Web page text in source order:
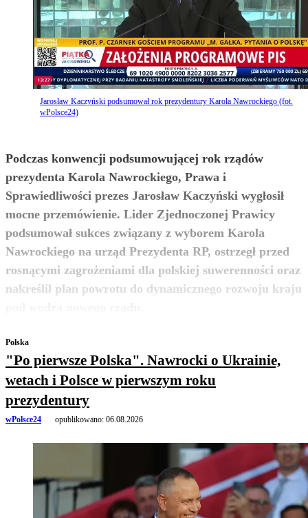
Jarosław Kaczyński podsumował rok prezydentury Karola Nawrockiego (fot.
wPolsce24)
Podczas konwencji podsumowującej rok rządów
prezydenta Karola Nawrockiego, Prawa i
Sprawiedliwości prezes Jarosław Kaczyński wygłosił
mocne przemówienie. Lider Zjednoczonej Prawicy
podsumował sukces związany z wyborem Karola
Nawrockiego na urząd Prezydenta RP, ostrzegł przed
rosnącymi zagrożeniami dla polskiej suwerenności oraz
nakreślił plan powrotu do dynamicznego rozwoju kraju
zobacz więcej
Polska
"Po pierwsze Polska". Nawrocki o Ukrainie,
wetach i Polsce w pierwszym roku
prezydentury
wPolsce24 opublikowano: 06.08.2026